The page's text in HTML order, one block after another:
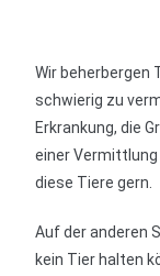
Wir beherbergen
schwierig zu
Erkrankung, die
einer
diese Tiere gern.
Auf der anderen
kein Tier halten